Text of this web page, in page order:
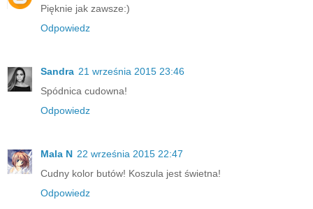
Pięknie jak zawsze:)
Odpowiedz
Sandra 21 września 2015 23:46
Spódnica cudowna!
Odpowiedz
Mala N 22 września 2015 22:47
Cudny kolor butów! Koszula jest świetna!
Odpowiedz